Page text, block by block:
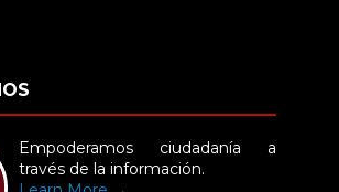
Empoderamos ciudadanía a
través de la información.